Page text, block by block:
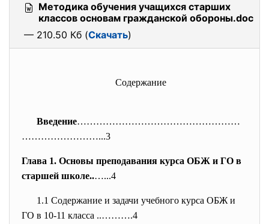
Методика обучения учащихся старших
классов основам гражданской обороны.doc
— 210.50 Кб (Скачать)
Содержание
Введение……………………………………………
……………………...3
Глава 1. Основы преподавания курса ОБЖ и ГО в
старшей школе..…...4
1.1 Содержание и задачи учебного курса ОБЖ и
ГО в 10-11 класса ..……….4